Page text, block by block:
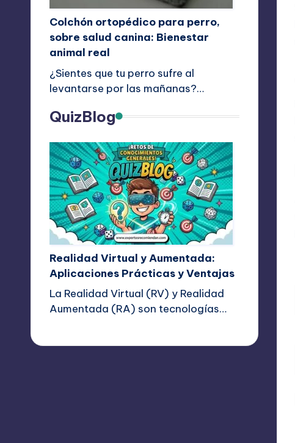
Colchón ortopédico para perro,
sobre salud canina: Bienestar
animal real
¿Sientes que tu perro sufre al
levantarse por las mañanas?…
QuizBlog
Realidad Virtual y Aumentada:
Aplicaciones Prácticas y Ventajas
La Realidad Virtual (RV) y Realidad
Aumentada (RA) son tecnologías…